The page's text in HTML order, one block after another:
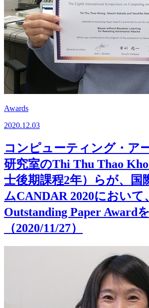
Awards
2020.12.03
コンピューティング・ア
研究室のThi Thu Thao
士後期課程2年）らが、国
ムCANDAR 2020において
Outstanding Paper Award
（2020/11/27）